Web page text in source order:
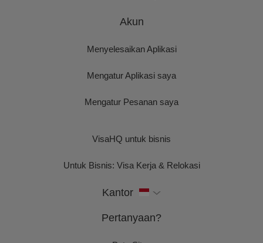
Akun
Menyelesaikan Aplikasi
Mengatur Aplikasi saya
Mengatur Pesanan saya
VisaHQ untuk bisnis
Untuk Bisnis: Visa Kerja & Relokasi
Kantor
Pertanyaan?